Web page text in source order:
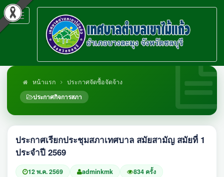
Toggle
navigation
หน้าแรก
ประกาศจัดซื้อจัดจ้าง
ประกาศกิจการสภา
ประกาศเรียกประชุมสภาเทศบาล สมัยสามัญ สมัยที่ 1
ประจำปี 2569
12 พ.ค. 2569 adminkmk 834 ครั้ง